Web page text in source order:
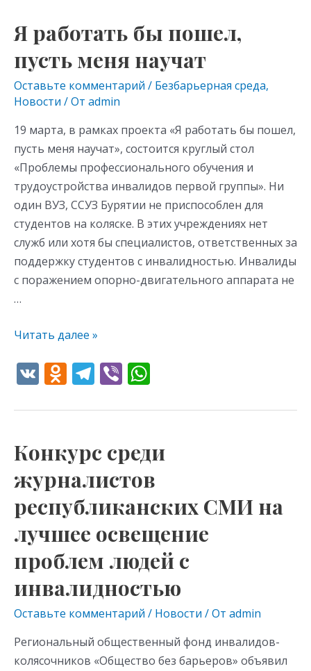
o
kl
as
s
ni
ki
a
m
A
p
p
Я работать бы пошел,
пусть меня научат
Оставьте комментарий / Безбарьерная среда,
Новости / От admin
19 марта, в рамках проекта «Я работать бы пошел,
пусть меня научат», состоится круглый стол
«Проблемы профессионального обучения и
трудоустройства инвалидов первой группы». Ни
один ВУЗ, ССУЗ Бурятии не приспособлен для
студентов на коляске. В этих учреждениях нет
служб или хотя бы специалистов, ответственных за
поддержку студентов с инвалидностью. Инвалиды
с поражением опорно-двигательного аппарата не
…
Я
работать
бы
пошел,
пусть
научат
Читать далее »
V O
n
kl
as
s
ni
ki
T
e
a
m
Vi
er at
A
p
p
Конкурс среди
журналистов
республиканских СМИ на
лучшее освещение
проблем людей с
инвалидностью
Оставьте комментарий / Новости / От admin
Региональный общественный фонд инвалидов-
колясочников «Общество без барьеров» объявил
Конкурс
среди
журналистов
республиканских
СМИ
на
лучшее
проблем
людей
с
инвалидностью